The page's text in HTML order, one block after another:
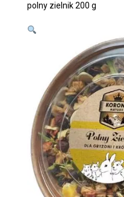
polny zielnik 200 g